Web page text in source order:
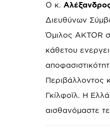
Ο κ.
Διευθύνων
Όμιλος AKTOR
κάθετου
Περιβάλλοντος
Γκίλφοϊλ. Η
αισθανόμαστε